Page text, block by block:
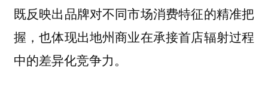
既反映出品牌对不同市场消费特征的精准把
握，也体现出地州商业在承接首店辐射过程
中的差异化竞争力。